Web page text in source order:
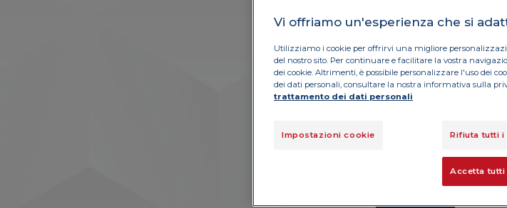
F
o
n t
e:
b
a
n
c
a
i
m m
a
g
i
n
i
i
n
t
e
r
n
a
in
P
F M
Vi offriamo un'esperienza che si
Utilizziamo i cookie per offrirvi una migliore
del nostro sito. Per continuare e facilitare la vostra
dei cookie. Altrimenti, è possibile personalizzare l'uso dei
dei dati personali, consultare la nostra informativa sulla
trattamento dei dati personali
Impostazioni cookie Rifiuta tutti
Accetta